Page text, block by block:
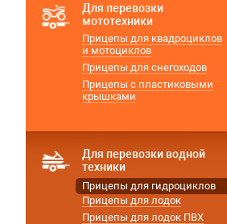
Для перевозки
мототехники
Прицепы для квадроциклов
и мотоциклов
Прицепы для снегоходов
Прицепы с пластиковыми
крышками
Для перевозки водной
техники
Прицепы для гидроциклов
Прицепы для лодок
Прицепы для лодок ПВХ